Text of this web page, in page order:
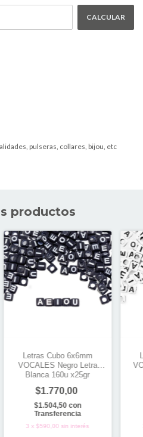
CALCULAR
pulseras, collares, bijou, etc
productos
Letras Cubo 6x6mm
VOCALES Negro Letra
Blanca 160u x25gr
$1.770,00
$1.504,50con
Transferencia
3 x$590,00 sin interés